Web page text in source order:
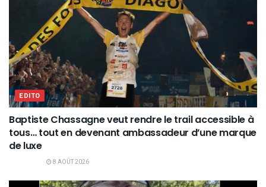
EDITO
Baptiste Chassagne veut rendre le trail accessible à
tous… tout en devenant ambassadeur d’une marque
de luxe
8 AOÛT 2026